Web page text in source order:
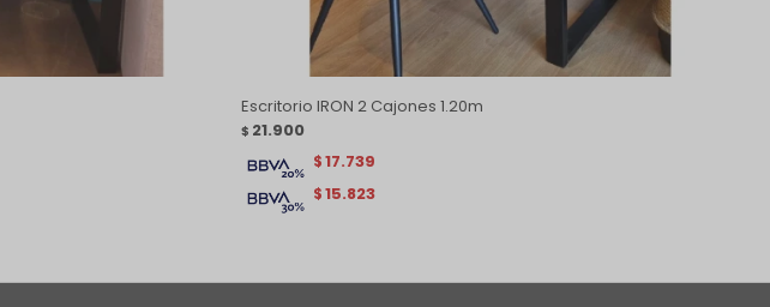
Escritorio IRON 2 Cajones 1.20m
$ 21.900
$15.823
$17.739